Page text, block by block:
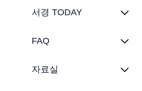
서경 TODAY
FAQ
자료실